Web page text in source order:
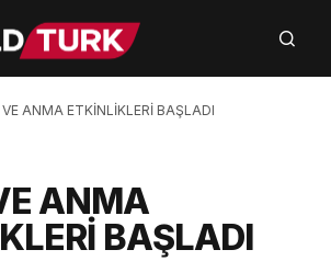
VE ANMA ETKİNLİKLERİ BAŞLADI
ANMA
BAŞLADI